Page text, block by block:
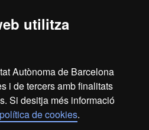
utilitza
Autònoma de Barcelona
i de tercers amb finalitats
Si desitja més informació
política de cookies.
de l'excel·lència
HR
Política de privacitat
Sobre el web